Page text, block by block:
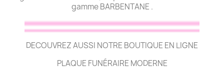
gamme BARBENTANE .
DECOUVREZ AUSSI NOTRE BOUTIQUE EN LIGNE
PLAQUE FUNÉRAIRE MODERNE